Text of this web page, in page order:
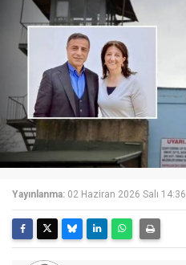
Yayınlanma: 02 Haziran 2026 Salı 14:36